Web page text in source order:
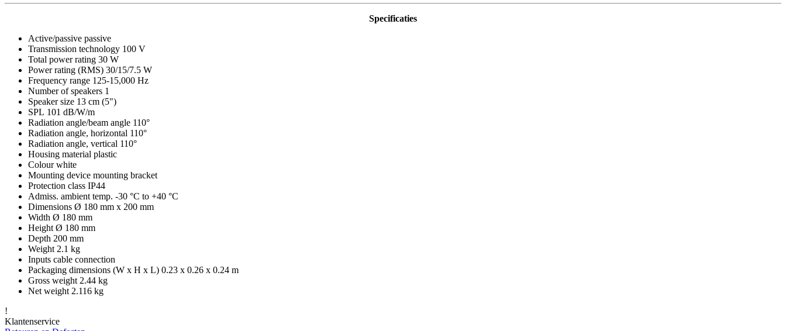
Specificaties
Active/passive passive
Transmission technology 100 V
Total power rating 30 W
Power rating (RMS) 30/15/7.5 W
Frequency range 125-15,000 Hz
Number of speakers 1
Speaker size 13 cm (5")
SPL 101 dB/W/m
Radiation angle/beam angle 110°
Radiation angle, horizontal 110°
Radiation angle, vertical 110°
Housing material plastic
Colour white
Mounting device mounting bracket
Protection class IP44
Admiss. ambient temp. -30 °C to +40 °C
Dimensions Ø 180 mm x 200 mm
Width Ø 180 mm
Height Ø 180 mm
Depth 200 mm
Weight 2.1 kg
Inputs cable connection
Packaging dimensions (W x H x L) 0.23 x 0.26 x 0.24 m
Gross weight 2.44 kg
Net weight 2.116 kg
!
Klantenservice